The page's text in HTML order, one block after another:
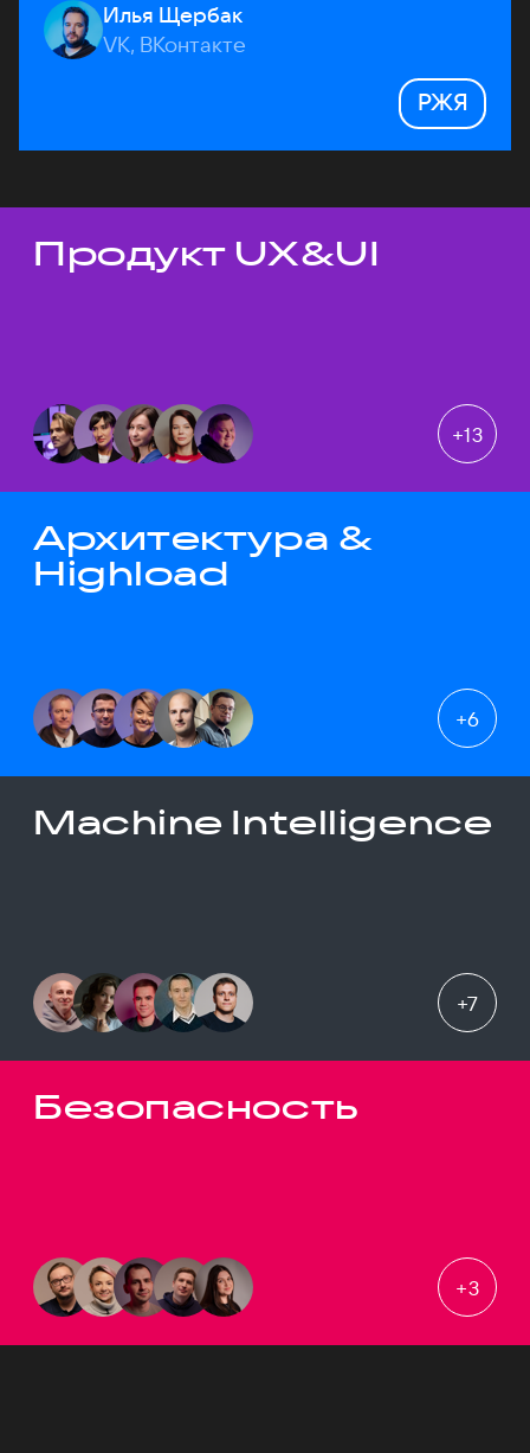
Илья Щербак
VK, ВКонтакте
РЖЯ
Темы докладов
Продукт UX&UI
+13
Архитектура &
Highload
+6
Machine Intelligence
+7
Безопасность
+3